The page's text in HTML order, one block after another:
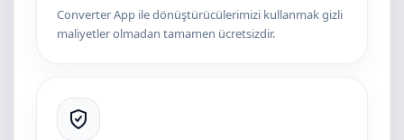
Converter App ile dönüştürücülerimizi kullanmak gizli
maliyetler olmadan tamamen ücretsizdir.